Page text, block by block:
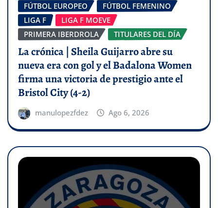
FÚTBOL EUROPEO
FÚTBOL FEMENINO
LIGA F
LIGA F MOEVE
PRIMERA IBERDROLA
TITULARES DEL DÍA
La crónica | Sheila Guijarro abre su
nueva era con gol y el Badalona Women
firma una victoria de prestigio ante el
Bristol City (4-2)
manulopezfdez Ago 6, 2026